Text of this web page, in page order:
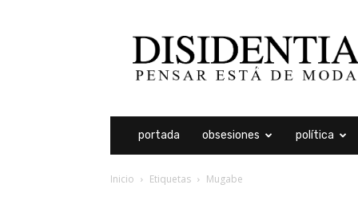
portada obsesiones política
Inicio Etiquetas Mugabe